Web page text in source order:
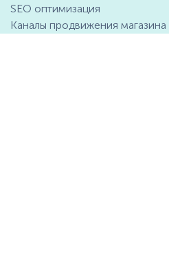
SEO оптимизация
Каналы продвижения магазина